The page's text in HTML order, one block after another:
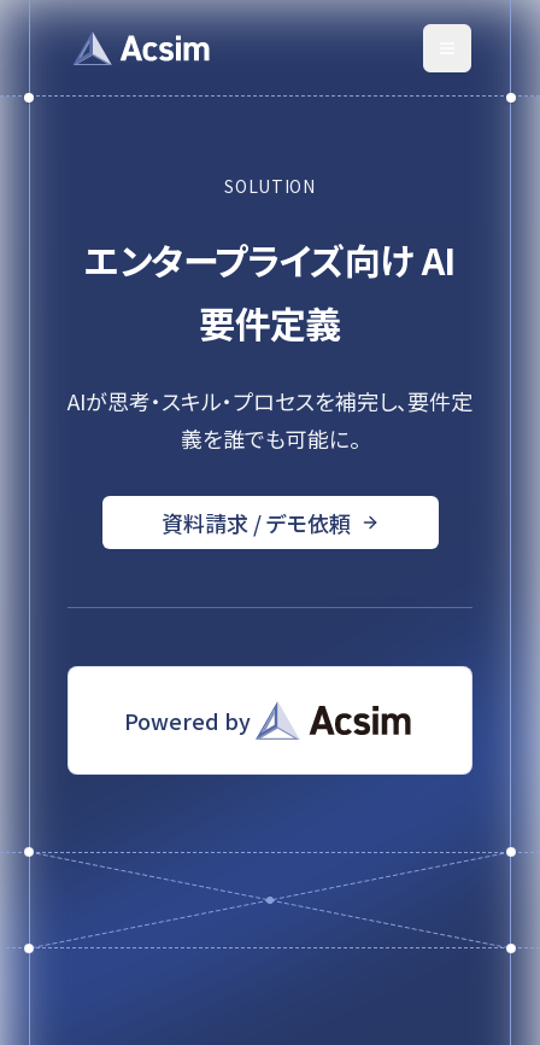
SOLUTION
エンタープライズ向け AI
要件定義
AIが思考・スキル・プロセスを補完し、要件定
義を誰でも可能に。
資料請求 / デモ依頼
Powered by